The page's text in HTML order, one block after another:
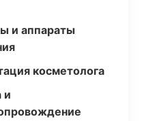
и аппараты
косметолога
и